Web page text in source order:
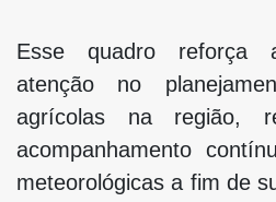
Esse quadro reforça
atenção no
agrícolas na região,
acompanhamento
meteorológicas a fim de